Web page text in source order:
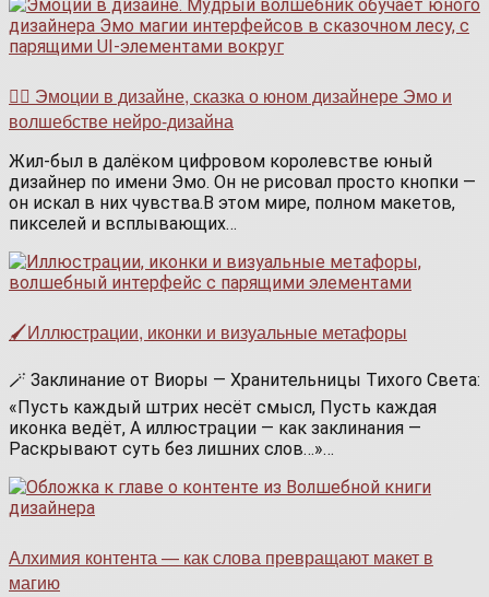
🧙‍♂️ Эмоции в дизайне, сказка о юном дизайнере Эмо и
волшебстве нейро-дизайна
Жил-был в далёком цифровом королевстве юный
дизайнер по имени Эмо. Он не рисовал просто кнопки —
он искал в них чувства.В этом мире, полном макетов,
пикселей и всплывающих…
🖌️Иллюстрации, иконки и визуальные метафоры
🪄 Заклинание от Виоры — Хранительницы Тихого Света:
«Пусть каждый штрих несёт смысл, Пусть каждая
иконка ведёт, А иллюстрации — как заклинания —
Раскрывают суть без лишних слов…»…
Алхимия контента — как слова превращают макет в
магию